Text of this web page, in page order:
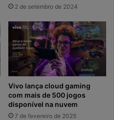
2 de setembro de 2024
Vivo lança cloud gaming
com mais de 500 jogos
disponível na nuvem
7 de fevereiro de 2025